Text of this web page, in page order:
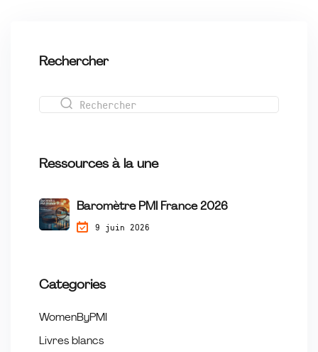
Rechercher
Ressources à la une
Baromètre PMI France 2026
9 juin 2026
Categories
WomenByPMI
Livres blancs